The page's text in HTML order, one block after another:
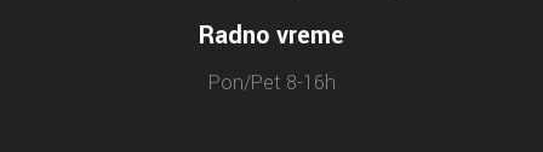
Radno vreme
Pon/Pet 8-16h